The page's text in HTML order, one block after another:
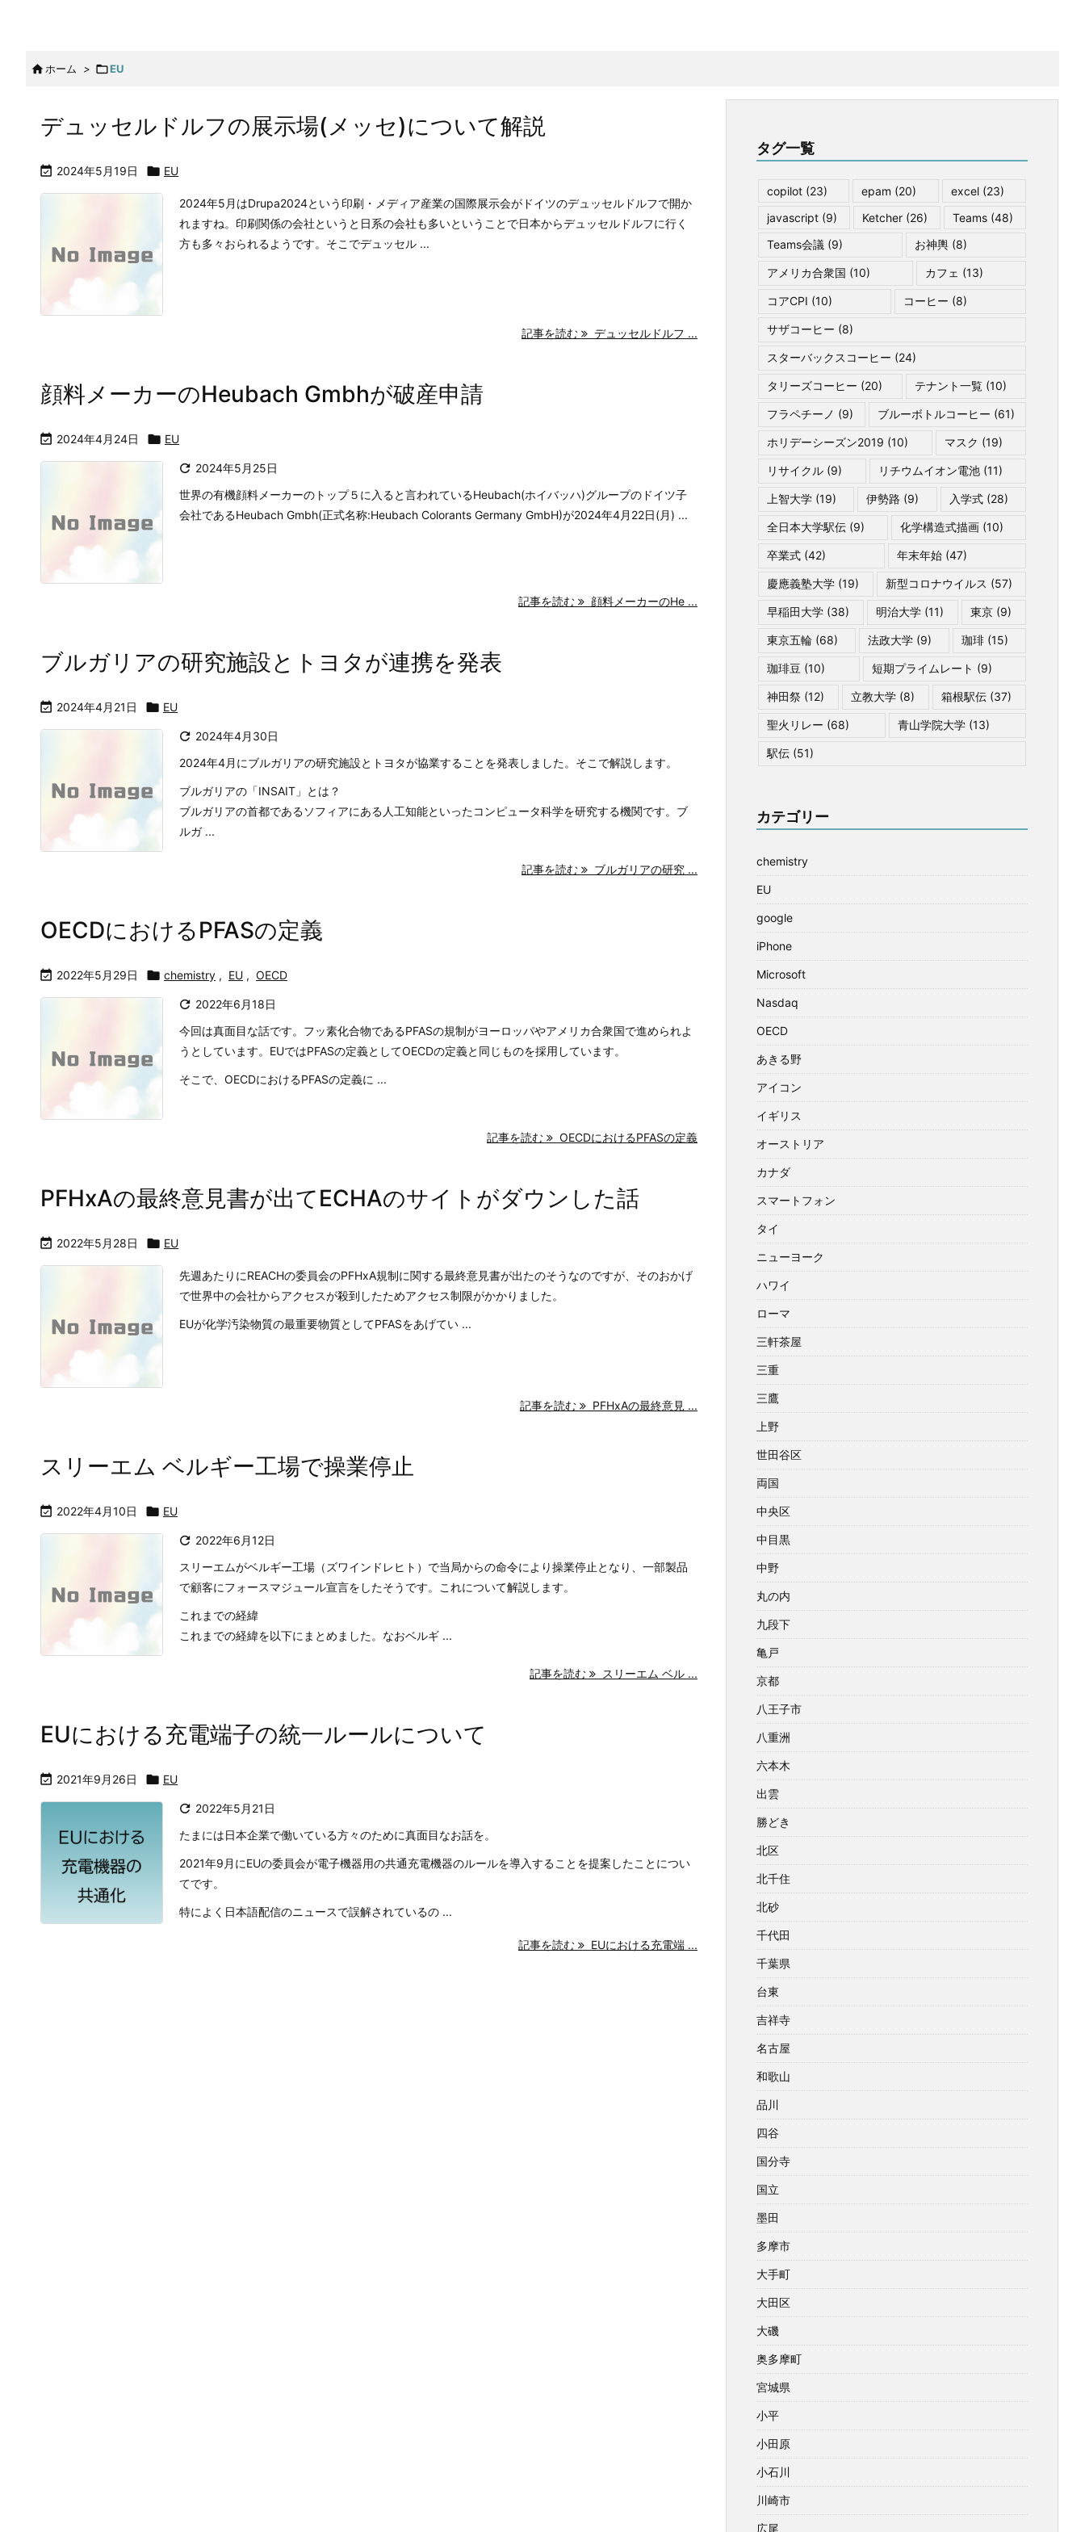
 ホーム > EU
デュッセルドルフの展示場(メッセ)について解説
 2024年5月19日  EU
2024年5月はDrupa2024という印刷・メディア産業の国際展示会がドイツのデュッセルドルフで開か
れますね。印刷関係の会社というと日系の会社も多いということで日本からデュッセルドルフに行く
方も多々おられるようです。そこでデュッセル ...
記事を読む デュッセルドルフ ...
顔料メーカーのHeubach Gmbhが破産申請
 2024年4月24日  EU
 2024年5月25日
世界の有機顔料メーカーのトップ５に入ると言われているHeubach(ホイバッハ)グループのドイツ子
会社であるHeubach Gmbh(正式名称:Heubach Colorants Germany GmbH)が2024年4月22日(月) ...
記事を読む 顔料メーカーのHe ...
ブルガリアの研究施設とトヨタが連携を発表
 2024年4月21日  EU
 2024年4月30日
2024年4月にブルガリアの研究施設とトヨタが協業することを発表しました。そこで解説します。
ブルガリアの「INSAIT」とは？
ブルガリアの首都であるソフィアにある人工知能といったコンピュータ科学を研究する機関です。ブ
ルガ ...
記事を読む ブルガリアの研究 ...
OECDにおけるPFASの定義
 2022年5月29日  chemistry , EU , OECD
 2022年6月18日
今回は真面目な話です。フッ素化合物であるPFASの規制がヨーロッパやアメリカ合衆国で進められよ
うとしています。EUではPFASの定義としてOECDの定義と同じものを採用しています。
そこで、OECDにおけるPFASの定義に ...
記事を読む OECDにおけるPFASの定義
PFHxAの最終意見書が出てECHAのサイトがダウンした話
 2022年5月28日  EU
先週あたりにREACHの委員会のPFHxA規制に関する最終意見書が出たのそうなのですが、そのおかげ
で世界中の会社からアクセスが殺到したためアクセス制限がかかりました。
EUが化学汚染物質の最重要物質としてPFASをあげてい ...
記事を読む PFHxAの最終意見 ...
スリーエム ベルギー工場で操業停止
 2022年4月10日  EU
 2022年6月12日
スリーエムがベルギー工場（ズワインドレヒト）で当局からの命令により操業停止となり、一部製品
で顧客にフォースマジュール宣言をしたそうです。これについて解説します。
これまでの経緯
これまでの経緯を以下にまとめました。なおベルギ ...
記事を読む スリーエム ベル ...
EUにおける充電端子の統一ルールについて
 2021年9月26日  EU
 2022年5月21日
たまには日本企業で働いている方々のために真面目なお話を。
2021年9月にEUの委員会が電子機器用の共通充電機器のルールを導入することを提案したことについ
てです。
特によく日本語配信のニュースで誤解されているの ...
記事を読む EUにおける充電端 ...
タグ一覧
copilot (23) epam (20) excel(23)
javascript (9) Ketcher (26) Teams (48)
Teams会議 (9) お神輿(8)
アメリカ合衆国 (10) カフェ (13)
コアCPI (10) コーヒー (8)
サザコーヒー (8)
スターバックスコーヒー (24)
タリーズコーヒー (20) テナント一覧(10)
フラペチーノ (9) ブルーボトルコーヒー (61)
ホリデーシーズン2019 (10) マスク (19)
リサイクル (9) リチウムイオン電池(11)
上智大学 (19) 伊勢路 (9) 入学式(28)
全日本大学駅伝 (9) 化学構造式描画(10)
卒業式 (42) 年末年始 (47)
慶應義塾大学 (19) 新型コロナウイルス (57)
早稲田大学 (38) 明治大学 (11) 東京 (9)
東京五輪 (68) 法政大学 (9) 珈琲 (15)
珈琲豆 (10) 短期プライムレート (9)
神田祭 (12) 立教大学 (8) 箱根駅伝 (37)
聖火リレー (68) 青山学院大学 (13)
駅伝 (51)
カテゴリー
chemistry
EU
google
iPhone
Microsoft
Nasdaq
OECD
あきる野
アイコン
イギリス
オーストリア
カナダ
スマートフォン
タイ
ニューヨーク
ハワイ
ローマ
三軒茶屋
三重
三鷹
上野
世田谷区
両国
中央区
中目黒
中野
丸の内
九段下
亀戸
京都
八王子市
八重洲
六本木
出雲
勝どき
北区
北千住
北砂
千代田
千葉県
台東
吉祥寺
名古屋
和歌山
品川
四谷
国分寺
国立
墨田
多摩市
大手町
大田区
大磯
奥多摩町
宮城県
小平
小田原
小石川
川崎市
広尾